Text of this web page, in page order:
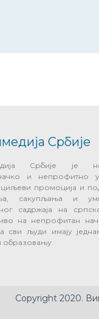
Србије
Србије је
и непрофитно
циљеви промоција и
сакупљања и
садржаја на
на непрофитан
сви људи имају
образовању.
Copyright 2020.